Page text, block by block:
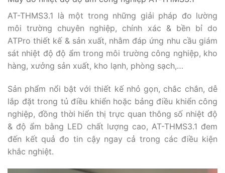
AT-THMS3.1 là một trong những giải pháp đo lường
môi trường chuyên nghiệp, chính xác & bền bỉ do
ATPro thiết kế & sản xuất, nhằm đáp ứng nhu cầu giám
sát nhiệt độ độ ẩm trong môi trường công nghiệp, kho
hàng, xưởng sản xuất, kho lạnh, phòng sạch,…
Sản phẩm nổi bật với thiết kế nhỏ gọn, chắc chắn, dễ
lắp đặt trong tủ điều khiển hoặc bảng điều khiển công
nghiệp, đồng thời hiển thị trực quan thông số nhiệt độ
& độ ẩm bằng LED chất lượng cao, AT-THMS3.1 đem
đến kết quả đo tin cậy ngay cả trong các điều kiện
khắc nghiệt.